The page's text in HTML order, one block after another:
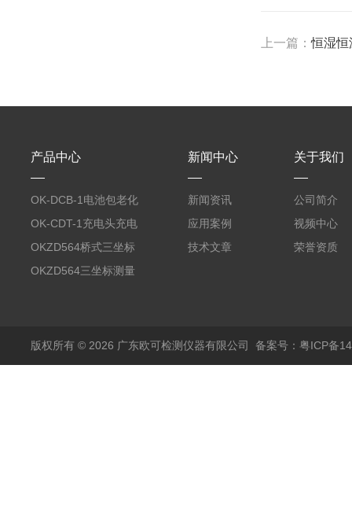
上一篇：恒湿恒
产品中心
OK-DCB-1电池包老化
测试系统
OK-CDT-1充电头充电
宝测试系统
OKZD564桥式三坐标
测量仪
OKZD564三坐标测量
新闻中心
新闻资讯
应用案例
技术文章
关于我们
公司简介
视频中心
荣誉资质
版权所有 © 2026 广东欧可检测仪器有限公司 备案号：粤ICP备